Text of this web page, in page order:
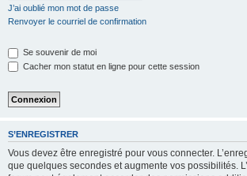
J’ai oublié mon mot de passe
Renvoyer le courriel de confirmation
Se souvenir de moi
Cacher mon statut en ligne pour cette session
S’ENREGISTRER
Vous devez être enregistré pour vous connecter.
que quelques secondes et augmente vos possibilités.